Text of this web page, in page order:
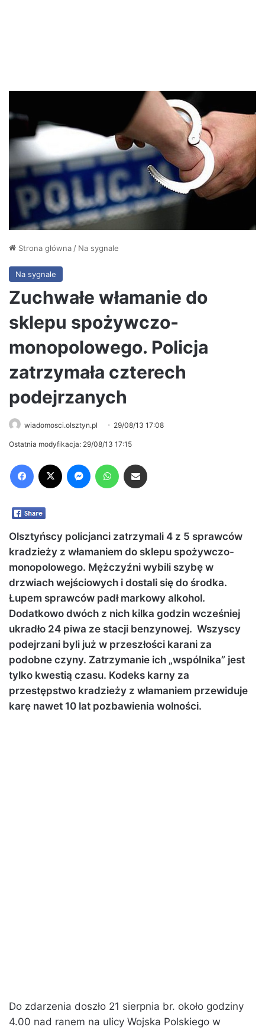
Strona główna / Na sygnale
Na sygnale
Zuchwałe włamanie do
sklepu spożywczo-
monopolowego. Policja
zatrzymała czterech
podejrzanych
wiadomosci.olsztyn.pl 29/08/13 17:08
Ostatnia modyfikacja: 29/08/13 17:15
Olsztyńscy policjanci zatrzymali 4 z 5 sprawców
kradzieży z włamaniem do sklepu spożywczo-
monopolowego. Mężczyźni wybili szybę w
drzwiach wejściowych i dostali się do środka.
Łupem sprawców padł markowy alkohol.
Dodatkowo dwóch z nich kilka godzin wcześniej
ukradło 24 piwa ze stacji benzynowej. Wszyscy
podejrzani byli już w przeszłości karani za
podobne czyny. Zatrzymanie ich „wspólnika” jest
tylko kwestią czasu. Kodeks karny za
przestępstwo kradzieży z włamaniem przewiduje
karę nawet 10 lat pozbawienia wolności.
Do zdarzenia doszło 21 sierpnia br. około godziny
4.00 nad ranem na ulicy Wojska Polskiego w